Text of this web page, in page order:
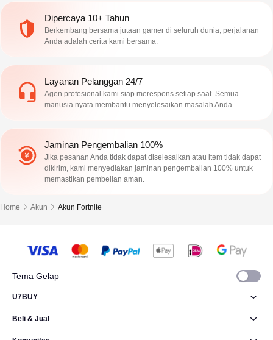
Fortnite U7BUY.
Dipercaya 10+ Tahun
Berkembang bersama jutaan gamer di seluruh dunia, perjalanan
Anda adalah cerita kami bersama.
Layanan Pelanggan 24/7
Agen profesional kami siap merespons setiap saat. Semua
manusia nyata membantu menyelesaikan masalah Anda.
Jaminan Pengembalian 100%
Jika pesanan Anda tidak dapat diselesaikan atau item tidak dapat
dikirim, kami menyediakan jaminan pengembalian 100% untuk
memastikan pembelian aman.
Home Akun Akun Fortnite
Tema Gelap
U7BUY
Beli & Jual